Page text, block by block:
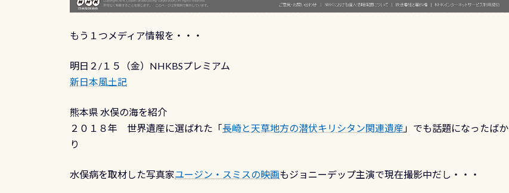
もう１つメディア情報を・・・
明日２/１５（金）NHKBSプレミアム
新日本風土記
熊本県 水俣の海を紹介
２０１８年 世界遺産に選ばれた「長崎と天草地方の潜伏キリシタン関連遺産 」でも話題になったばか
り
水俣病を取材した写真家ユージン・スミスの映画もジョニーデップ主演で現在撮影中だし・・・